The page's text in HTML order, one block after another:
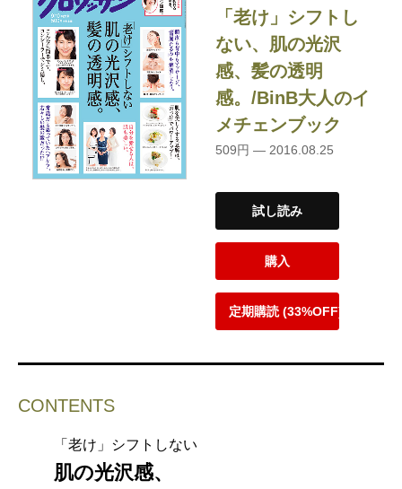
「老け」シフトし
ない、肌の光沢
感、髪の透明
感。/BinB大人のイ
メチェンブック
509円 — 2016.08.25
試し読み
購入
定期購読 (33%OFF)
CONTENTS
「老け」シフトしない
肌の光沢感、